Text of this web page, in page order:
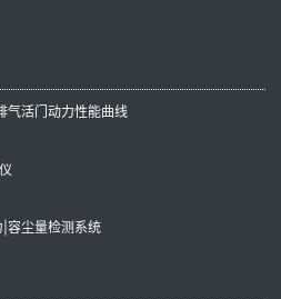
气活门动力性能曲线
容尘量检测系统